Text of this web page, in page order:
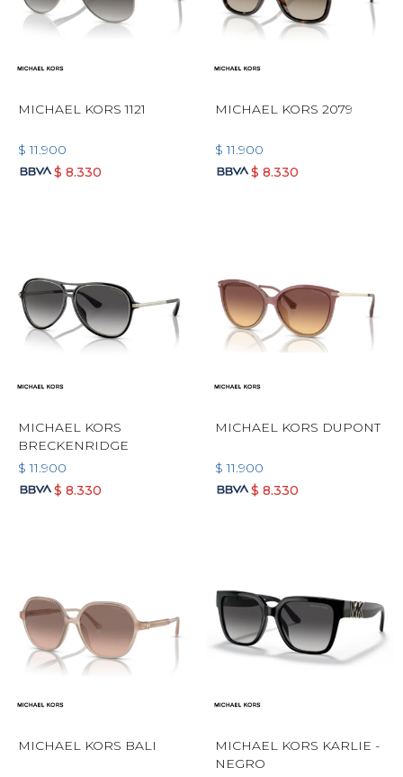
MICHAEL KORS 1121
$ 11.900
$ 8.330
MICHAEL KORS 2079
$ 11.900
$ 8.330
MICHAEL KORS
BRECKENRIDGE
$ 11.900
$ 8.330
MICHAEL KORS DUPONT
$ 11.900
$ 8.330
MICHAEL KORS BALI
MICHAEL KORS KARLIE -
NEGRO